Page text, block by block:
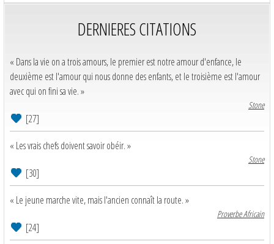
DERNIERES CITATIONS
« Dans la vie on a trois amours, le premier est notre amour d'enfance, le
deuxième est l'amour qui nous donne des enfants, et le troisième est l'amour
avec qui on fini sa vie. »
Stone
[27]
« Les vrais chefs doivent savoir obéir. »
Stone
[30]
« Le jeune marche vite, mais l'ancien connaît la route. »
Proverbe Africain
[24]